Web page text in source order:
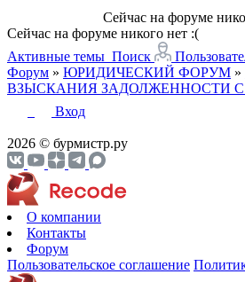
Сейчас на форуме
Сейчас на форуме никого нет :(
Активные темы Поиск
Форум » ЮРИДИЧЕСКИЙ ФОРУМ »
ВЗЫСКАНИЯ ЗАДОЛЖЕННОСТИ
Вход
2026 © бурмистр.ру
О компании
Контакты
Форум
Пользовательское соглашение